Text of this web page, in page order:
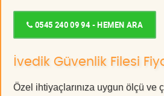
0545 240 09 94 - HEMEN ARA
İvedik Güvenlik Filesi
Özel ihtiyaçlarınıza uygun ölçü ve